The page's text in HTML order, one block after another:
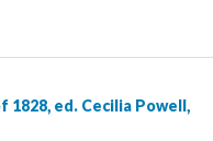
1828, ed. Cecilia Powell,